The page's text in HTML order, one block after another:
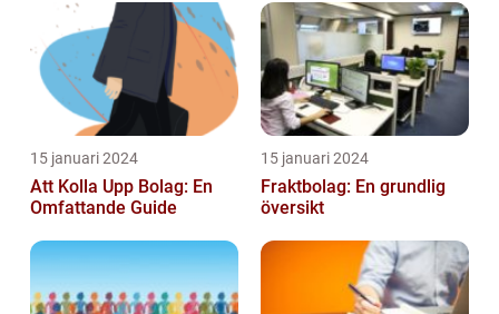
starta ...
15 januari 2024
Att Kolla Upp Bolag: En
Omfattande Guide
15 januari 2024
Fraktbolag: En grundlig
översikt